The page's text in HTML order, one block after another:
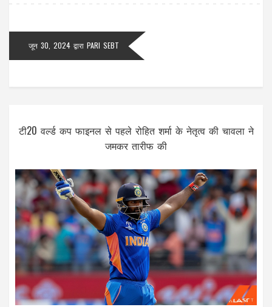
जून 30, 2024 द्वारा PARI SEBT
टी20 वर्ल्ड कप फाइनल से पहले रोहित शर्मा के नेतृत्व की चावला ने
जमकर तारीफ की